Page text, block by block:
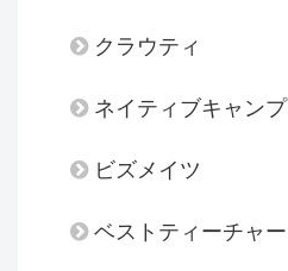
クラウティ
ネイティブキャンプ
ビズメイツ
ベストティーチャー